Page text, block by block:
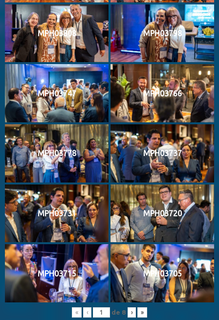
MPH03808 MPH03798
MPH03747 MPH03766
MPH03778 MPH03737
MPH03731 MPH03720
MPH03715 MPH03705
« ‹ de 8 › »